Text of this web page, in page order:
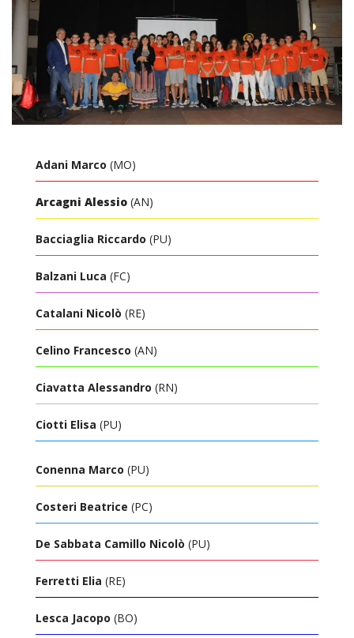
Adani Marco (MO)
Arcagni Alessio (AN)
Bacciaglia Riccardo (PU)
Balzani Luca (FC)
Catalani Nicolò (RE)
Celino Francesco (AN)
Ciavatta Alessandro (RN)
Ciotti Elisa (PU)
Conenna Marco (PU)
Costeri Beatrice (PC)
De Sabbata Camillo Nicolò (PU)
Ferretti Elia (RE)
Lesca Jacopo (BO)